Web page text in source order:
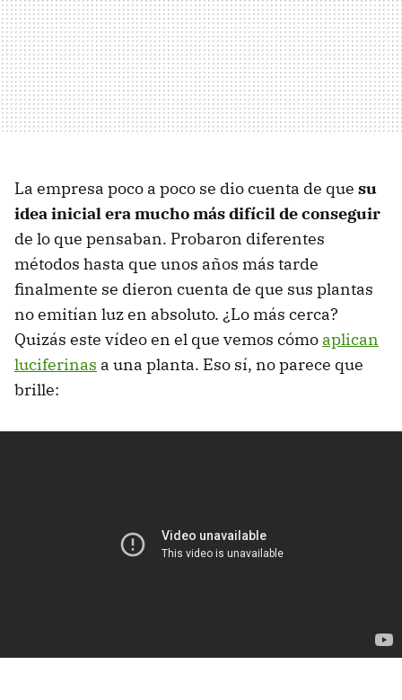
La empresa poco a poco se dio cuenta de que su
idea inicial era mucho más difícil de conseguir
de lo que pensaban. Probaron diferentes
métodos hasta que unos años más tarde
finalmente se dieron cuenta de que sus plantas
no emitían luz en absoluto. ¿Lo más cerca?
Quizás este vídeo en el que vemos cómo aplican
luciferinas a una planta. Eso sí, no parece que
brille: